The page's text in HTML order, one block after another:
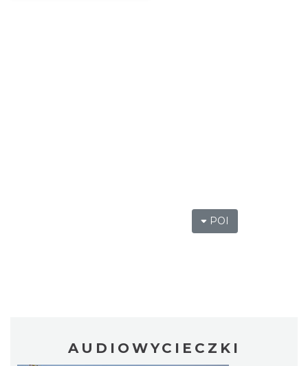
POI
AUDIOWYCIECZKI